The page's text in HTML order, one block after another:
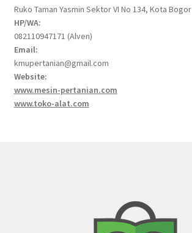
Ruko Taman Yasmin Sektor VI No 134, Kota Bogor
HP/WA:
082110947171 (Alven)
Email:
kmupertanian@gmail.com
Website:
www.mesin-pertanian.com
www.toko-alat.com